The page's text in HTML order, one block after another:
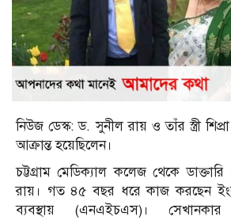
নিউজ ডেস্ক: ড. সুনীল রায় ও তাঁর স্ত্রী
আক্রান্ত হয়েছিলেন।
চট্টগ্রাম মেডিক্যাল কলেজ থেকে
রায়। গত ৪৫ বছর ধরে কাজ করছেন
ব্যবস্থায় (এনএইচএস)।